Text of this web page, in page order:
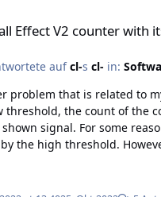
Effect V2 counter with
aufcl-s cl-in:
to my previous question: In your documentation, you say that "If the
of the counter is increased by 1." In the screenshot, I have a signal
I change the low threshold to -7000 uT, for instance. The counter should still be
the high threshold.